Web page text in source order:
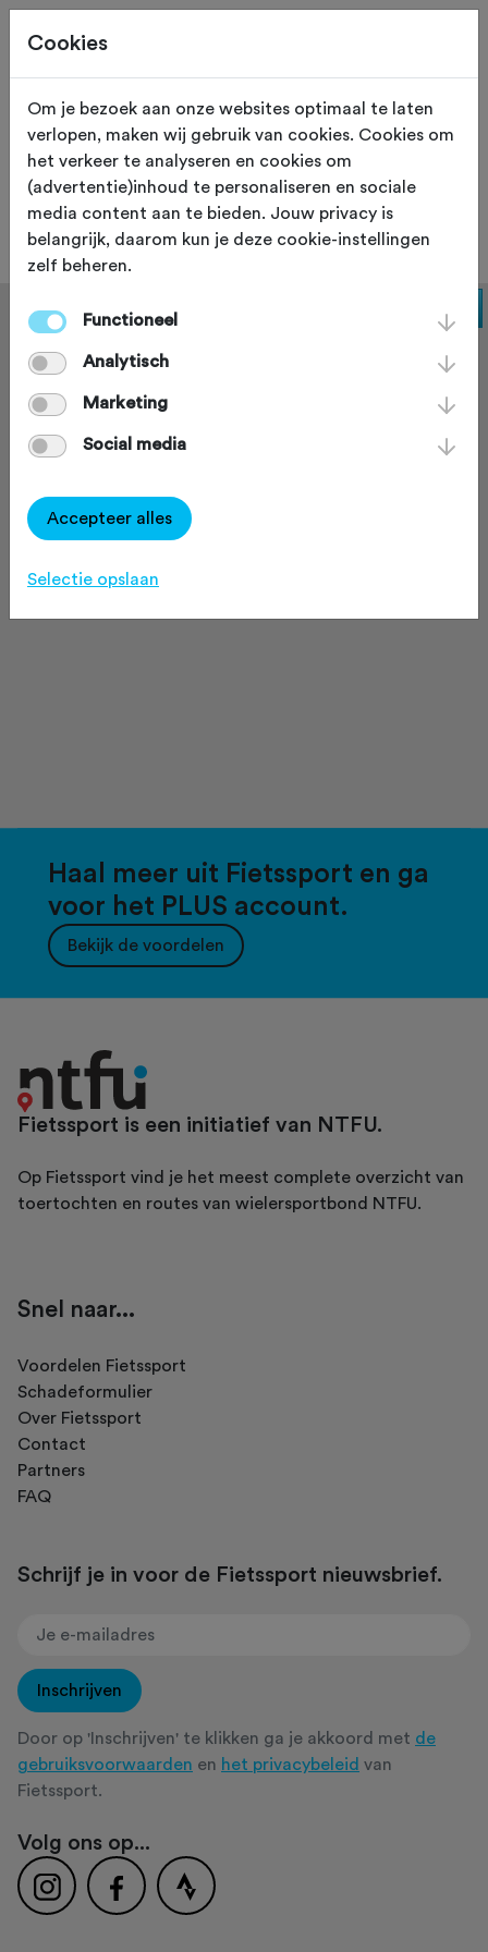
ETEN EN DRINKEN
't Werrek
Haal meer uit Fietssport en ga
voor het PLUS account.
Bekijk de voordelen
Fietssport is een initiatief van NTFU.
Op Fietssport vind je het meest complete overzicht van
toertochten en routes van wielersportbond NTFU.
Snel naar...
Voordelen Fietssport
Schadeformulier
Over Fietssport
Contact
Partners
FAQ
Schrijf je in voor de Fietssport nieuwsbrief.
Inschrijven
Door op 'Inschrijven' te klikken ga je akkoord met de
gebruiksvoorwaarden en het privacybeleid van
Fietssport.
Volg ons op...
Cookies
Om je bezoek aan onze websites optimaal te laten
verlopen, maken wij gebruik van cookies. Cookies om
het verkeer te analyseren en cookies om
(advertentie)inhoud te personaliseren en sociale
media content aan te bieden. Jouw privacy is
belangrijk, daarom kun je deze cookie-instellingen
zelf beheren.
Functioneel
Analytisch
Marketing
Social media
Accepteer alles
Selectie opslaan